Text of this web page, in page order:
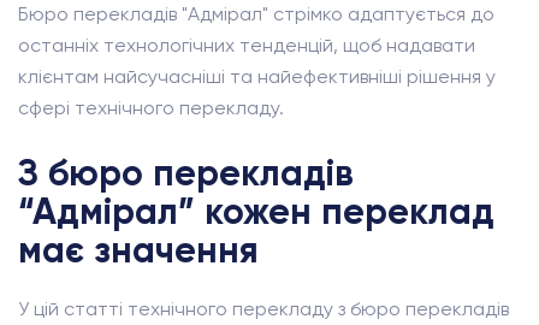
Бюро перекладів "Адмірал" стрімко адаптується до
останніх технологічних тенденцій, щоб надавати
клієнтам найсучасніші та найефективніші рішення у
сфері технічного перекладу.
З бюро перекладів
“Адмірал” кожен переклад
має значення
У цій статті технічного перекладу з бюро перекладів